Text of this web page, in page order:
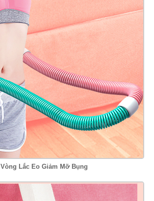
Vòng Lắc Eo Giảm Mỡ Bụng